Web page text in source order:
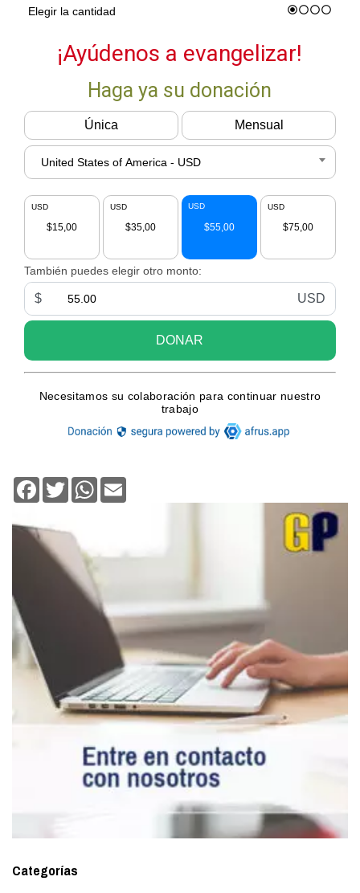
Facebook
TwitterWhatsApp
Categorías